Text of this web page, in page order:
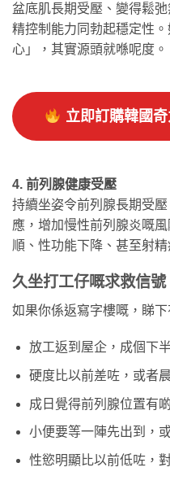
盆底肌長期受壓、變得鬆
精控制能力同勃起穩定性
心」，其實源頭就喺呢度。
立即訂購韓國
4. 前列腺健康受壓
持續坐姿令前列腺長期受
應，增加慢性前列腺炎嘅
順、性功能下降、甚至射精
久坐打工仔嘅求救信號
如果你係返寫字樓嘅，睇下
放工返到屋企，成個下
硬度比以前差咗，或者
成日覺得前列腺位置有
小便要等一陣先出到，
性慾明顯比以前低咗，